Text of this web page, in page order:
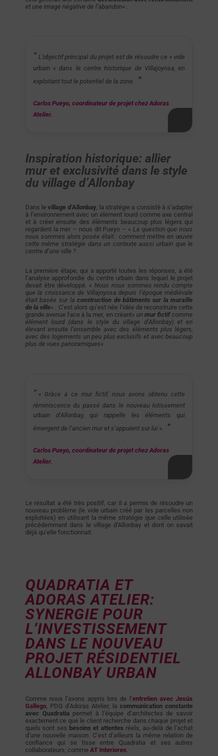
et une image négative de l’abandon« .
L’objectif principal du projet est de résoudre ce « vide
urbain » dans le centre historique de Villajoyosa, en
exploitant tout le potentiel de la zone
Carlos Pueyo, coordinateur de projet chez Adoras
Atelier.
Inspiration historique: allier
mur et exclusivité dans le style
du village d’Allonbay
Dans levillage d’Allonbay , la stratégie a consisté à s’adapter
à l’environnement avec un élément lourd comme axe central
et à créer ensuite des éléments beaucoup plus légers qui
regardent la mer – nous dit Pueyo – « La question que nous
nous sommes alors posée était : comment mettre en œuvre
cette même stratégie dans un contexte aussi urbain que le
centre d’une ville ?
La première étape, qui a apporté toutes les réponses, a été
l’analyse approfondie du centre urbain dans lequel le projet
devait être développé. « Nous nous sommes rendu compte
que la croissance de Villajoyosa depuis l’époque médiévale
était basée sur laconstruction de bâtiments sur la muraille
de la ville« . C’est alors qu’est née l’idée de reconstruire cette
grande avenue face à la mer, en créant« un mur fictif comme
élément lourd (dans le style du village d’Allonbay) et en
élevant ensuite l’ensemble avec des éléments plus légers,
avec des logements un peu plus exclusifs et avec beaucoup
plus de vues panoramiques« .
« Grâce à ce mur fictif, nous avons obtenu cette
réminiscence du passé dans le nouveau lotissement
urbain d’Allonbay, qui rappelle les éléments qui
émergent de l’ancien mur et s’appuient sur lui ».
Carlos Pueyo, coordinateur de projet chez Adoras
Atelier.
Le résultat a été très positif, car il a permis de résoudre un
nouveau problème (le vide urbain créé par les parcelles non
exploitées) en utilisant la même stratégie que celle utilisée
précédemment dans le village d’Allonbay et dont on savait
déjà qu’elle fonctionnait.
QUADRATIA ET
ADORAS ATELIER:
SYNERGIE POUR
L’INVESTISSEMENT
DANS LE NOUVEAU
PROJET RÉSIDENTIEL
ALLONBAY URBAN
Comme nous l’avons appris lors de l’entretien avec Jesús
Gallego, PDG d’Adoras Atelier, lacommunication constante
avec Quadratia permet à l’équipe d’architectes de savoir
exactement ce que le client recherche dans chaque projet et
quels sont ses besoins et attentes réels, au-delà de l’achat
d’une nouvelle maison. C’est d’ailleurs la même relation de
confiance qui se tisse entre Quadratia et ses autres
collaborateurs, comme AT Interiores